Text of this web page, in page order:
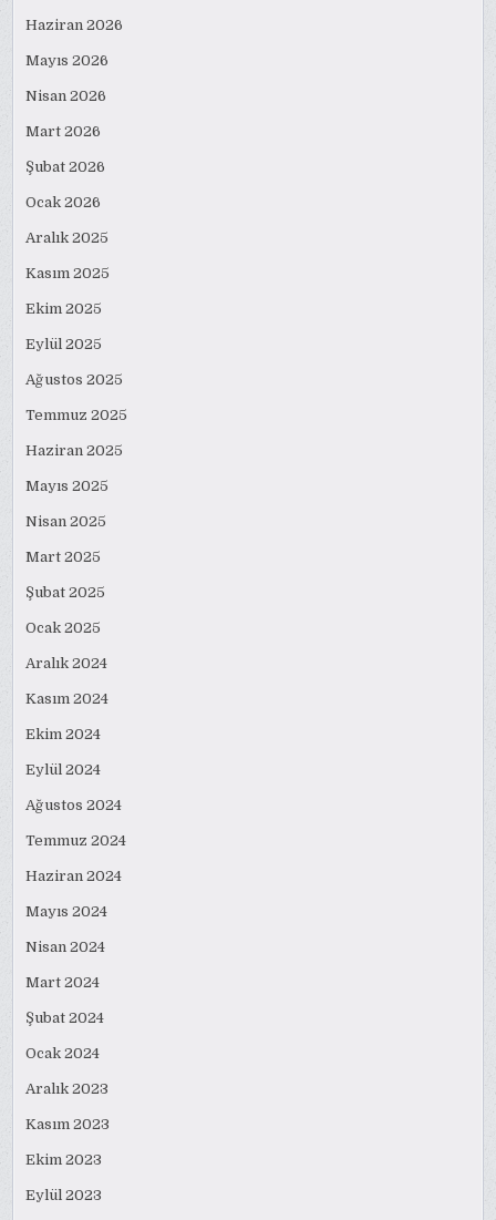
Haziran 2026
Mayıs 2026
Nisan 2026
Mart 2026
Şubat 2026
Ocak 2026
Aralık 2025
Kasım 2025
Ekim 2025
Eylül 2025
Ağustos 2025
Temmuz 2025
Haziran 2025
Mayıs 2025
Nisan 2025
Mart 2025
Şubat 2025
Ocak 2025
Aralık 2024
Kasım 2024
Ekim 2024
Eylül 2024
Ağustos 2024
Temmuz 2024
Haziran 2024
Mayıs 2024
Nisan 2024
Mart 2024
Şubat 2024
Ocak 2024
Aralık 2023
Kasım 2023
Ekim 2023
Eylül 2023